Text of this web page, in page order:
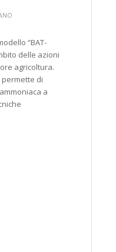
“BAT-
delle azioni
agricoltura.
permette di
a